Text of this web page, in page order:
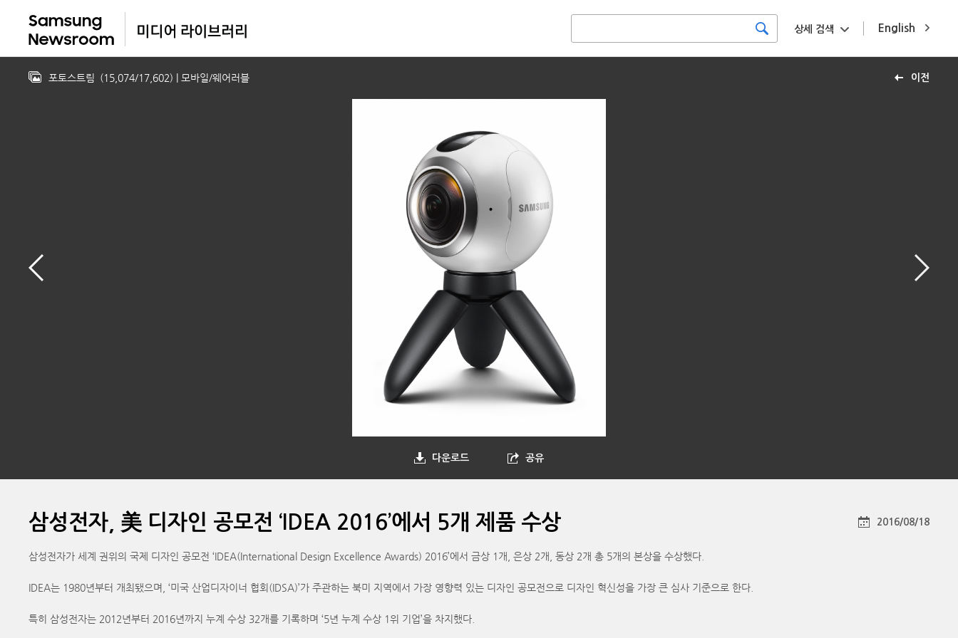
English
상세 검색
이전
포토스트림 (15,074/17,602) | 모바일/웨어러블
다운로드 공유
삼성전자, 美 디자인 공모전 ‘IDEA 2016’에서 5개 제품 수상 2016/08/18
삼성전자가 세계 권위의 국제 디자인 공모전 ‘IDEA(International Design Excellence Awards) 2016’에서 금상 1개, 은상 2개, 동상 2개 총 5개의 본상을 수상했다.
IDEA는 1980년부터 개최됐으며, ‘미국 산업디자이너 협회(IDSA)’가 주관하는 북미 지역에서 가장 영향력 있는 디자인 공모전으로 디자인 혁신성을 가장 큰 심사 기준으로 한다.
특히 삼성전자는 2012년부터 2016년까지 누계 수상 32개를 기록하며 ‘5년 누계 수상 1위 기업’을 차지했다.